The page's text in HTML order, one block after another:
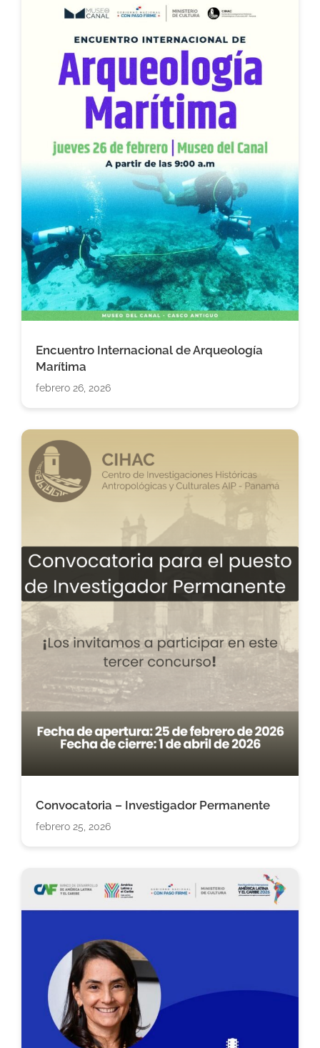
Encuentro Internacional de Arqueología
Marítima
febrero 26, 2026
Convocatoria – Investigador Permanente
febrero 25, 2026